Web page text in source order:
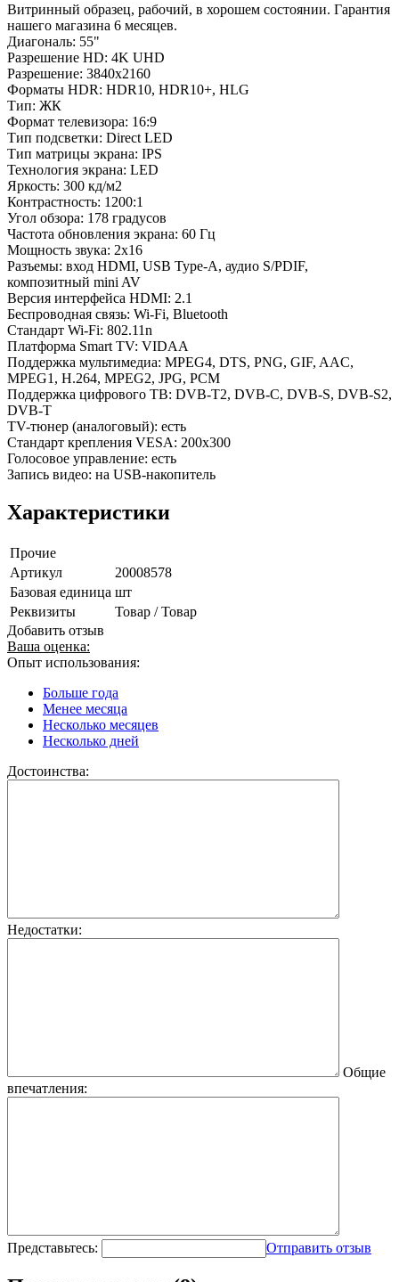
Витринный образец, рабочий, в хорошем состоянии. Гарантия
нашего магазина 6 месяцев.
Диагональ: 55"
Разрешение HD: 4K UHD
Разрешение: 3840x2160
Форматы HDR: HDR10, HDR10+, HLG
Тип: ЖК
Формат телевизора: 16:9
Тип подсветки: Direct LED
Тип матрицы экрана: IPS
Технология экрана: LED
Яркость: 300 кд/м2
Контрастность: 1200:1
Угол обзора: 178 градусов
Частота обновления экрана: 60 Гц
Мощность звука: 2х16
Разъемы: вход HDMI, USB Type-A, аудио S/PDIF,
композитный mini AV
Версия интерфейса HDMI: 2.1
Беспроводная связь: Wi-Fi, Bluetooth
Стандарт Wi-Fi: 802.11n
Платформа Smart TV: VIDAA
Поддержка мультимедиа: MPEG4, DTS, PNG, GIF, AAC,
MPEG1, H.264, MPEG2, JPG, PCM
Поддержка цифрового ТВ: DVB-T2, DVB-C, DVB-S, DVB-S2,
DVB-T
TV-тюнер (аналоговый): есть
Стандарт крепления VESA: 200x300
Голосовое управление: есть
Запись видео: на USB-накопитель
Характеристики
Прочие
Артикул
20008578
Базовая единица шт
Реквизиты
Товар / Товар
Добавить отзыв
Ваша оценка:
Опыт использования:
Больше года
Менее месяца
Несколько месяцев
Несколько дней
Достоинства:
Недостатки:
Общие
впечатления:
Представьтесь: Отправить отзыв